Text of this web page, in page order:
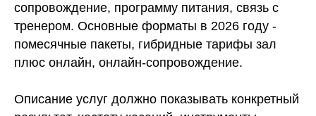
сопровождение, программу питания, связь с
тренером. Основные форматы в 2026 году -
помесячные пакеты, гибридные тарифы зал
плюс онлайн, онлайн-сопровождение.
Описание услуг должно показывать конкретный